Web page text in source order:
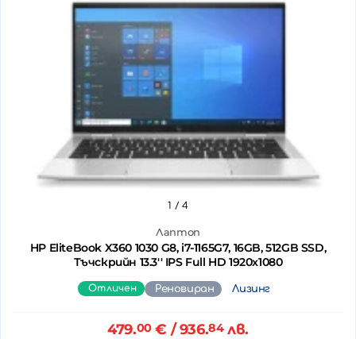
Лаптоп
HP EliteBook X360 1030 G8, i7-1165G7, 16GB, 512GB SSD,
Тъчскрийн 13.3'' IPS Full HD 1920x1080
1 / 4
Отличен Реновиран Лизинг
479.00€ / 936.84лв.